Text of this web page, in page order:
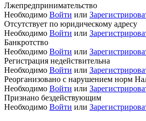
Лжепредпринимательство
Необходимо Войти или
Отсутствует по юридическому адресу
Необходимо Войти или
Банкротство
Необходимо Войти или
Регистрация недействительна
Необходимо Войти или
Реорганизовано с нарушением норм
Необходимо Войти или
Признано бездействующим
Необходимо Войти или